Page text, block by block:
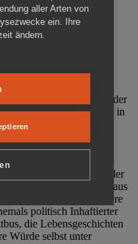
ist ein Ort
nah und
gründeten im Oktober
Cottbus e. V. (MRZ), der
(1860-2002) in
Zuchthaus
steht die
während der
und der SED-Diktatur.
Sonderausstellungen in der
politischen Unrechts aus
Eine besondere
politisch Inhaftierter
die Lebensgeschichten
Würde selbst unter
aller Arten von
ein. Ihre
ändern.